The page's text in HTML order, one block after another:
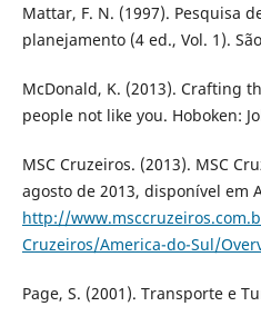
Mattar, F. N. (1997). Pesquisa
planejamento (4 ed., Vol. 1).
McDonald, K. (2013). Crafting
people not like you. Hoboken:
MSC Cruzeiros. (2013). MSC
agosto de 2013, disponível em
http://
Cruzeiros/America-do-Sul/
Page, S. (2001). Transporte e